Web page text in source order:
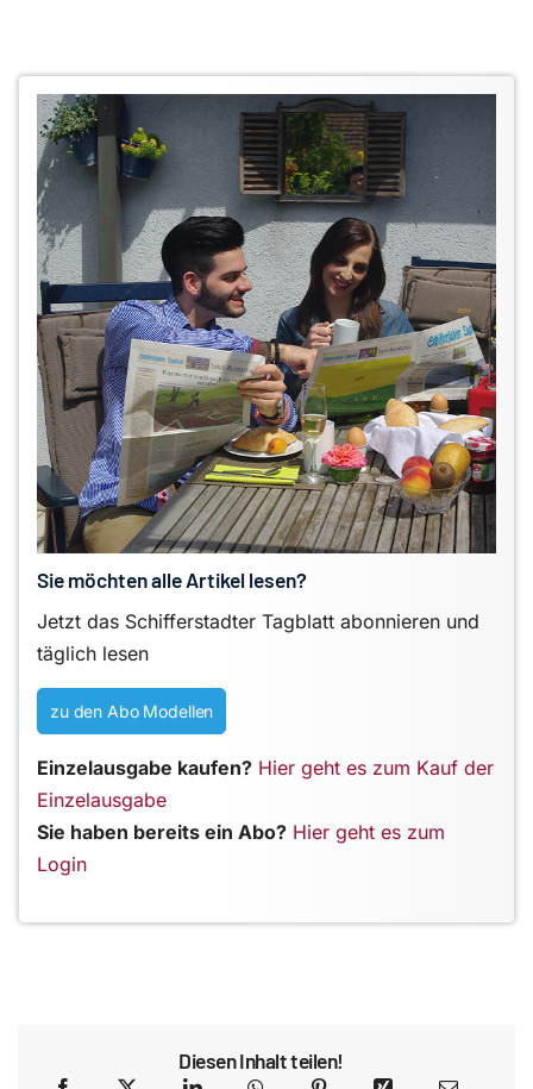
Sie möchten alle Artikel lesen?
Jetzt das Schifferstadter Tagblatt abonnieren und
täglich lesen
zu den Abo Modellen
Einzelausgabe kaufen? Hier geht es zum Kauf der
Einzelausgabe
Sie haben bereits ein Abo? Hier geht es zum
Login
Diesen Inhalt teilen!